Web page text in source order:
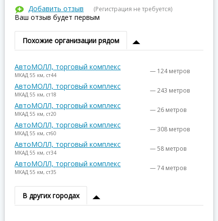
Добавить отзыв (Регистрация не требуется)
Ваш отзыв будет первым
Похожие организации рядом
АвтоМОЛЛ, торговый комплекс
МКАД 55 км, ст44 — 124 метров
АвтоМОЛЛ, торговый комплекс
МКАД 55 км, ст18 — 243 метров
АвтоМОЛЛ, торговый комплекс
МКАД 55 км, ст20 — 26 метров
АвтоМОЛЛ, торговый комплекс
МКАД 55 км, ст60 — 308 метров
АвтоМОЛЛ, торговый комплекс
МКАД 55 км, ст34 — 58 метров
АвтоМОЛЛ, торговый комплекс
МКАД 55 км, ст35 — 74 метров
В других городах